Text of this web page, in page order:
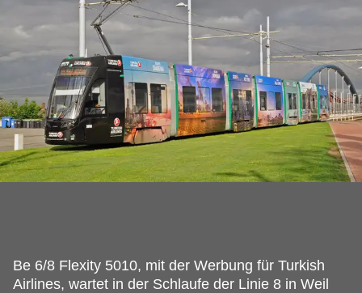
Be 6/8 Flexity 5010, mit der Werbung für Turkish
Airlines, wartet in der Schlaufe der Linie 8 in Weil